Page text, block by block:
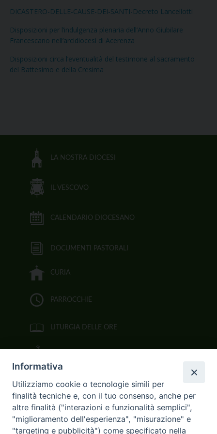
DICASTERO-DELLE-CAUSE-DEI-SANTI-Decreto Lancellotti
Disposizioni per l’indulgenza plenaria dell’Anno Giubilare
Francescano nell’arcidiocesi di Acerenza
Disposizioni circa l’eventualità del testimone al sacramento
del Battesimo e della Cresima
LA NOSTRA DIOCESI
IL VESCOVO
CALENDARIO DIOCESANO
DOCUMENTI PASTORALI
CURIA
PARROCCHIE
LITURGIA DELLE ORE
FOTOGALLERY
CURIA ARCIVESCOVILE
Informativa
Utilizziamo cookie o tecnologie simili per
finalità tecniche e, con il tuo consenso, anche per
altre finalità ("interazioni e funzionalità semplici",
"miglioramento dell'esperienza", "misurazione" e
"targeting e pubblicità") come specificato nella